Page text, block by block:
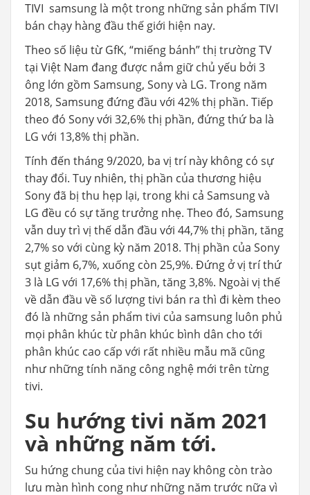
TIVI samsung là một trong những sản phẩm TIVI
bán chạy hàng đầu thế giới hiện nay.
Theo số liệu từ GfK, “miếng bánh” thị trường TV
tại Việt Nam đang được nắm giữ chủ yếu bởi 3
ông lớn gồm Samsung, Sony và LG. Trong năm
2018, Samsung đứng đầu với 42% thị phần. Tiếp
theo đó Sony với 32,6% thị phần, đứng thứ ba là
LG với 13,8% thị phần.
Tính đến tháng 9/2020, ba vị trí này không có sự
thay đổi. Tuy nhiên, thị phần của thương hiệu
Sony đã bị thu hẹp lại, trong khi cả Samsung và
LG đều có sự tăng trưởng nhẹ. Theo đó, Samsung
vẫn duy trì vị thế dẫn đầu với 44,7% thị phần, tăng
2,7% so với cùng kỳ năm 2018. Thị phần của Sony
sụt giảm 6,7%, xuống còn 25,9%. Đứng ở vị trí thứ
3 là LG với 17,6% thị phần, tăng 3,8%. Ngoài vị thế
về dẫn đầu về số lượng tivi bán ra thì đi kèm theo
đó là những sản phẩm tivi của samsung luôn phủ
mọi phân khúc từ phân khúc bình dân cho tới
phân khúc cao cấp với rất nhiều mẫu mã cũng
như những tính năng công nghệ mới trên từng
tivi.
Su hướng tivi năm 2021
và những năm tới.
Su hứng chung của tivi hiện nay không còn trào
lưu màn hình cong như những năm trước nữa vì